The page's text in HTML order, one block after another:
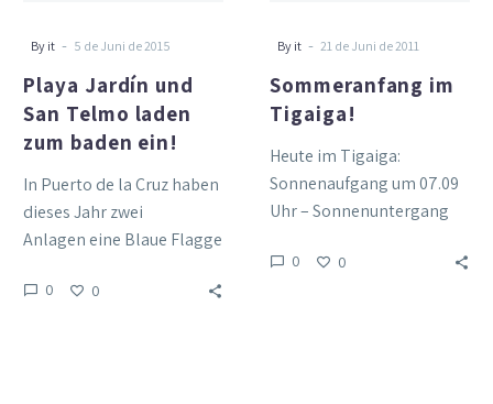
By it - 5 de Juni de 2015
Playa Jardín und
San Telmo laden
zum baden ein!
In Puerto de la Cruz haben
dieses Jahr zwei
Anlagen eine Blaue Flagge
schwarze Sandstrand
0 0
By it - 21 de Juni de 2011
Sommeranfang im
Tigaiga!
Heute im Tigaiga:
Sonnenaufgang um 07.09
Uhr – Sonnenuntergang
praktisch 14 Stunden
0 0